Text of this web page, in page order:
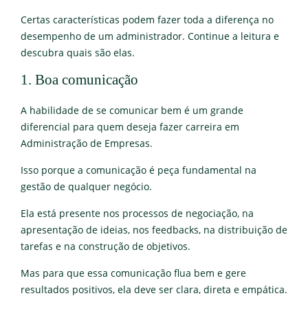
Certas características podem fazer toda a diferença no
desempenho de um administrador. Continue a leitura e
descubra quais são elas.
1. Boa comunicação
A habilidade de se comunicar bem é um grande
diferencial para quem deseja fazer carreira em
Administração de Empresas.
Isso porque a comunicação é peça fundamental na
gestão de qualquer negócio.
Ela está presente nos processos de negociação, na
apresentação de ideias, nos feedbacks, na distribuição de
tarefas e na construção de objetivos.
Mas para que essa comunicação flua bem e gere
resultados positivos, ela deve ser clara, direta e empática.